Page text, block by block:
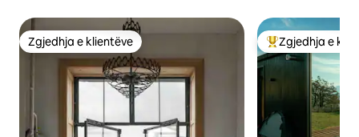
Zgjedhja e klientëve
Zgjedhja e klientëve Më të mirat e
Zgjedhja e